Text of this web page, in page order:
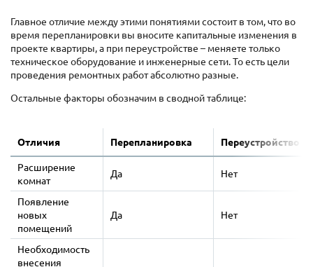
Главное отличие между этими понятиями состоит в том, что во
время перепланировки вы вносите капитальные изменения в
проекте квартиры, а при переустройстве – меняете только
техническое оборудование и инженерные сети. То есть цели
проведения ремонтных работ абсолютно разные.
Остальные факторы обозначим в сводной таблице:
Отличия Перепланировка
Переустройство
Расширение
комнат
Да Нет
Появление
новых
помещений
Да Нет
Необходимость
внесения